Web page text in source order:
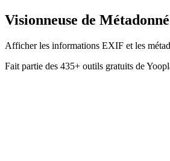
Visionneuse de
Afficher les informations EXIF et les
Fait partie des 435+ outils gratuits de